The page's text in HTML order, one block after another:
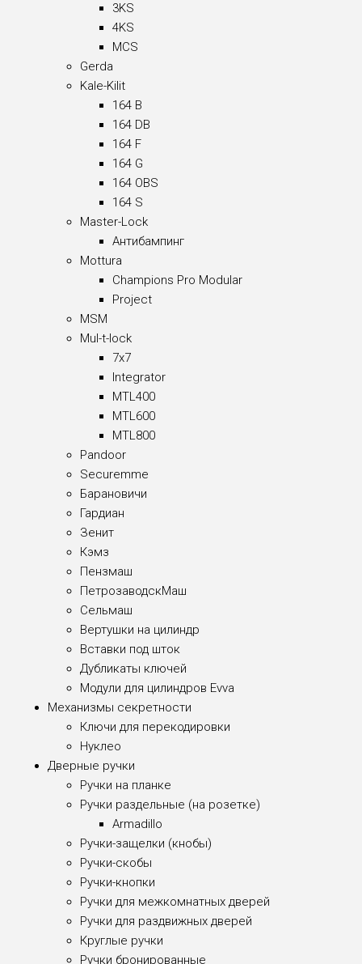
3KS
4KS
MCS
Gerda
Kale-Kilit
164 B
164 DB
164 F
164 G
164 OBS
164 S
Master-Lock
Антибампинг
Mottura
Champions Pro Modular
Project
MSM
Mul-t-lock
7x7
Integrator
MTL400
MTL600
MTL800
Pandoor
Securemme
Барановичи
Гардиан
Зенит
Кэмз
Пензмаш
ПетрозаводскМаш
Сельмаш
Вертушки на цилиндр
Вставки под шток
Дубликаты ключей
Модули для цилиндров Evva
Механизмы секретности
Ключи для перекодировки
Нуклео
Дверные ручки
Ручки на планке
Ручки раздельные (на розетке)
Armadillo
Ручки-защелки (кнобы)
Ручки-скобы
Ручки-кнопки
Ручки для межкомнатных дверей
Ручки для раздвижных дверей
Круглые ручки
Ручки бронированные